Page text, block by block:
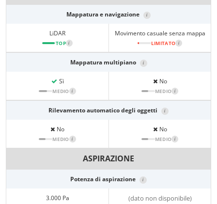
Mappatura e navigazione i
LiDAR
TOP i
Movimento casuale senza mappa
LIMITATO i
Mappatura multipiano i
Sì
MEDIO i
No
MEDIO i
Rilevamento automatico degli oggetti i
No
MEDIO i
No
MEDIO i
ASPIRAZIONE
Potenza di aspirazione i
3.000 Pa (dato non disponibile)